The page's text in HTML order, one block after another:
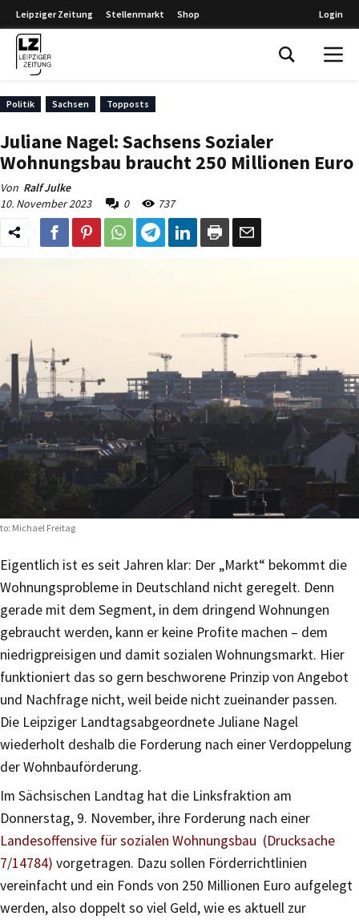
Leipziger Zeitung Stellenmarkt Shop Login
Politik Sachsen Topposts
Juliane Nagel: Sachsens Sozialer
Wohnungsbau braucht 250 Millionen Euro
Von Ralf Julke
10. November 2023
0 737
Michael Freitag
Eigentlich ist es seit Jahren klar: Der „Markt“ bekommt die
Wohnungsprobleme in Deutschland nicht geregelt. Denn
gerade mit dem Segment, in dem dringend Wohnungen
gebraucht werden, kann er keine Profite machen – dem
niedrigpreisigen und damit sozialen Wohnungsmarkt. Hier
funktioniert das so gern beschworene Prinzip von Angebot
und Nachfrage nicht, weil beide nicht zueinander passen.
Die Leipziger Landtagsabgeordnete Juliane Nagel
wiederholt deshalb die Forderung nach einer Verdoppelung
der Wohnbauförderung.
Im Sächsischen Landtag hat die Linksfraktion am
Donnerstag, 9. November, ihre Forderung nach einer
Landesoffensive für sozialen Wohnungsbau (Drucksache
7/14784) vorgetragen. Dazu sollen Förderrichtlinien
vereinfacht und ein Fonds von 250 Millionen Euro aufgelegt
werden, also doppelt so viel Geld, wie es aktuell zur